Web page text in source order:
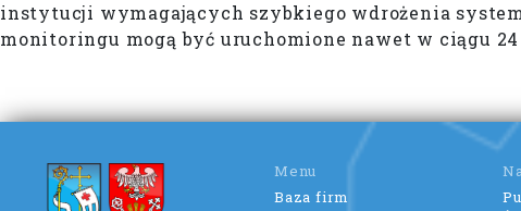
instytucji wymagających szybkiego wdrożenia
monitoringu mogą być uruchomione nawet w ciągu
Menu
Baza firm